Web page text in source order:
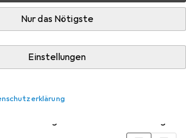
Nur das Nötigste
Einstellungen
Katadyn Gravity
der Kategorie Wasseraufbereitung.